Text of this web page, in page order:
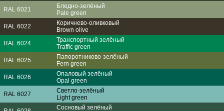
RAL 6021
Бледно-зелёный
Pale green
RAL 6022
Коричнево-оливковый
Brown olive
RAL 6024
Транспортный зелёный
Traffic green
RAL 6025
Папоротниково-зелёный
Fern green
RAL 6026
Опаловый зелёный
Opal green
RAL 6027
Светло-зелёный
Light green
Сосновый зелёный